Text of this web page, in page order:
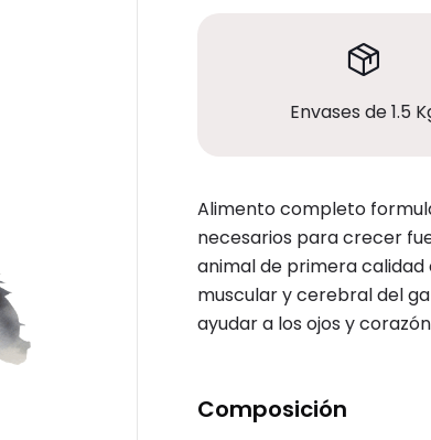
Envases de 1.5
Alimento completo
necesarios para crecer
animal de primera
muscular y cerebral del
ayudar a los ojos y
Composición